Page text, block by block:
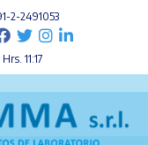
2-2491053
11:17